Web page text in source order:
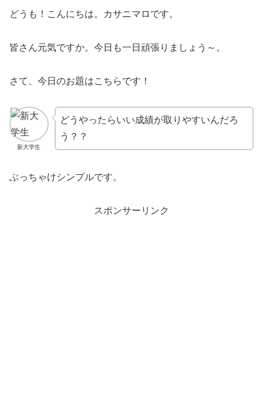
どうも！こんにちは。カサニマロです。
皆さん元気ですか。今日も一日頑張りましょう～。
さて、今日のお題はこちらです！
新大学生
どうやったらいい成績が取りやすいんだろ
う？？
ぶっちゃけシンプルです。
スポンサーリンク